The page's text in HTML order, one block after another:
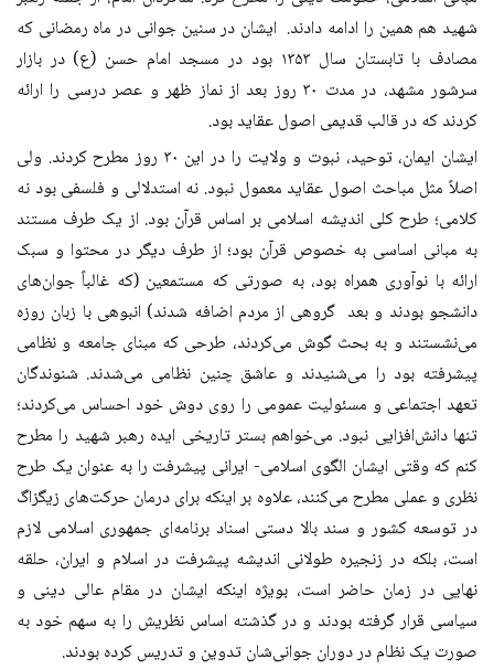
شهید هم همین را ادامه دادند. ایشان در سنین جوانی در ماه رمضانی که
مصادف با تابستان سال ۱۳۵۳ بود در مسجد امام حسن (ع) در بازار
سرشور مشهد، در مدت ۳۰ روز بعد از نماز ظهر و عصر درسی را ارائه
کردند که در قالب قدیمی اصول عقاید بود.
ایشان ایمان، توحید، نبوت و ولایت را در این ۳۰ روز مطرح کردند. ولی
اصلاً مثل مباحث اصول عقاید معمول نبود. نه استدلالی و فلسفی بود نه
کلامی؛ طرح کلی اندیشه اسلامی بر اساس قرآن بود. از یک طرف مستند
به مبانی اساسی به خصوص قرآن بود؛ از طرف دیگر در محتوا و سبک
ارائه با نوآوری همراه بود، به صورتی که مستمعین (که غالباً جوان‌های
دانشجو بودند و بعد گروهی از مردم اضافه شدند) انبوهی با زبان روزه
می‌نشستند و به بحث گوش می‌کردند، طرحی که مبنای جامعه و نظامی
پیشرفته بود را می‌شنیدند و عاشق چنین نظامی می‌شدند. شنوندگان
تعهد اجتماعی و مسئولیت عمومی را روی دوش خود احساس می‌کردند؛
تنها دانش‌افزایی نبود. می‌خواهم بستر تاریخی ایده رهبر شهید را مطرح
کنم که وقتی ایشان الگوی اسلامی- ایرانی پیشرفت را به عنوان یک طرح
نظری و عملی مطرح می‌کنند، علاوه بر اینکه برای درمان حرکت‌های زیگزاگ
در توسعه کشور و سند بالا دستی اسناد برنامه‌ای جمهوری اسلامی لازم
است، بلکه در زنجیره طولانی اندیشه پیشرفت در اسلام و ایران، حلقه
نهایی در زمان حاضر است، بویژه اینکه ایشان در مقام عالی دینی و
سیاسی قرار گرفته بودند و در گذشته اساس نظریش را به سهم خود به
صورت یک نظام در دوران جوانی‌شان تدوین و تدریس کرده بودند.